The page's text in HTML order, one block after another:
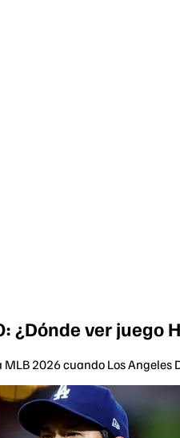
¿Dónde ver juego
2026 cuando Los